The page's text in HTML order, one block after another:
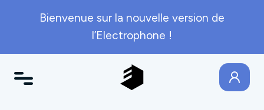
Bienvenue sur la nouvelle version de
l’Electrophone !